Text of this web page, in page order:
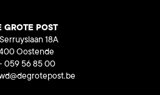
GROTE POST
18A
Oostende
059 56 85 00